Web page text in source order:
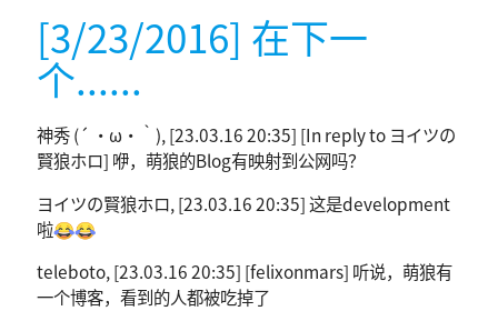
[3/23/2016] 在下一
个......
神秀 (´ ・ω・｀), [23.03.16 20:35] [In reply to ヨイツの
賢狼ホロ] 咿，萌狼的Blog有映射到公网吗？
ヨイツの賢狼ホロ, [23.03.16 20:35] 这是development
啦😂😂
teleboto, [23.03.16 20:35] [felixonmars] 听说，萌狼有
一个博客，看到的人都被吃掉了